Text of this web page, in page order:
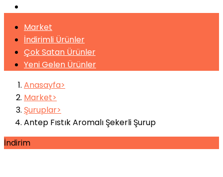
Market
İndirimli Ürünler
Çok Satan Ürünler
Yeni Gelen Ürünler
Anasayfa
Market
Şuruplar
Antep Fıstık Aromalı Şekerli Şurup
İndirim